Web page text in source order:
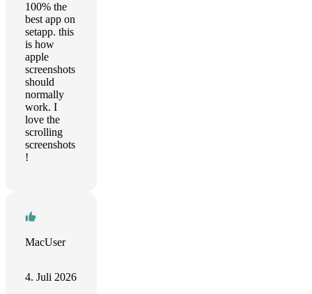
100% the
best app on
setapp. this
is how
apple
screenshots
should
normally
work. I
love the
scrolling
screenshots
!
MacUser
4. Juli 2026